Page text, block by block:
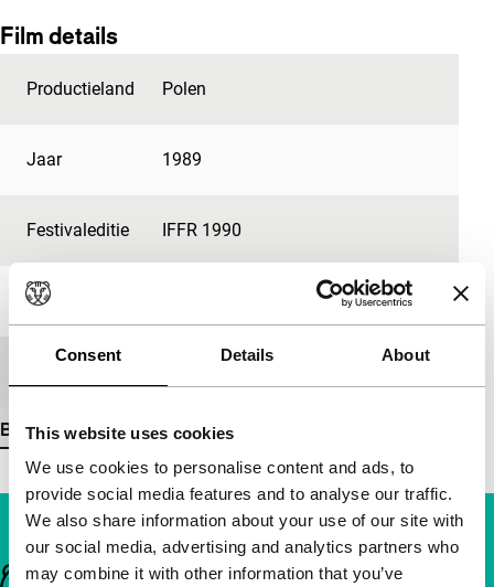
Consent Details About
This website uses cookies
We use cookies to personalise content and ads, to
provide social media features and to analyse our traffic.
We also share information about your use of our site with
our social media, advertising and analytics partners who
may combine it with other information that you’ve
Film details
Productieland Polen
Jaar 1989
Festivaleditie IFFR 1990
Lengte
Bekijk meer details
Belangrijke links